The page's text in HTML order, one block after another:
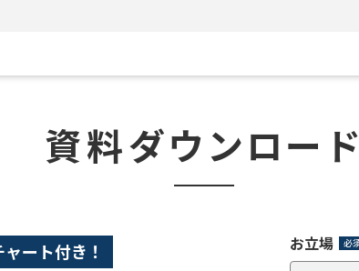
資料ダウンロード
ート付き！ お立場